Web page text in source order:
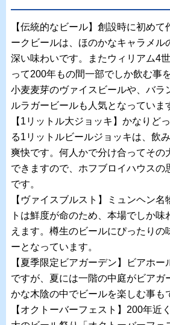
【伝統的なビール】創設時に初め
ークビールは、ほのかなキャラメル
深い味わいです。またウィリアム4
って200年もの間一部でしか飲む事
小麦麦芽のヴァイスビールや、バラ
ルラガービールも人気となっていま
【1リットル大ジョッキ】かなりど
る1リットルビールジョッキは、飲
爽快です。何人かで分け合ってその
できますので、ホフブロイハウスの
です。
【ヴァイスブルスト】ミュンヘン名
トは鮮度が命のため、本場でしか味
えます。樽生のビールにぴったりの
ーとなっています。
【夏季限定ビアガーデン】ビアホ
ですが、夏には一階の中庭がビアガ
かな木陰の中でビールを楽しむ事も
【オクトーバーフェスト】200年近